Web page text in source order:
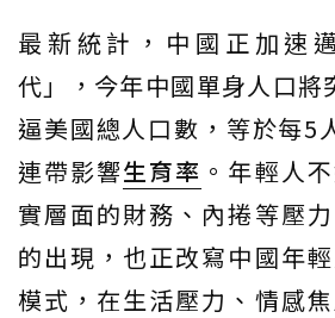
最新統計，中國正加速
代」，今年中國單身人口將
逼美國總人口數，等於每5
連帶影響生育率 。年輕人
實層面的財務、內捲等壓
的出現，也正改寫中國年
模式，在生活壓力、情感